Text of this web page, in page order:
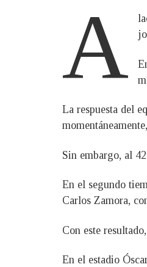
A
La respuesta del
Sin embargo, al
En el segundo
Carlos Zamora,
Con este
En el estadio